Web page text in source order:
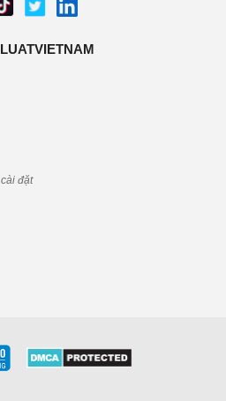
đặt